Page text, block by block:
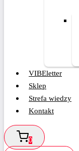
VIBEletter
Sklep
Strefa wiedzy
Kontakt
0